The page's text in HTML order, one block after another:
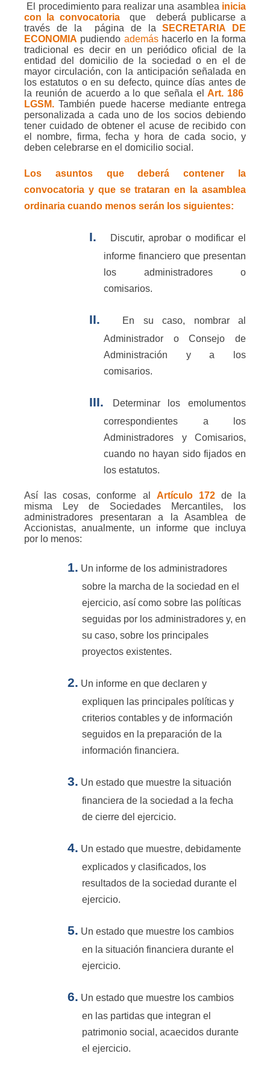
El procedimiento para realizar una asamblea inicia
con la convocatoria
que
deberá publicarse a
través de la
página de laSECRETARIA DE
ECONOMIA pudiendo ademáshacerlo en la forma
tradicional es decir en un periódico oficial de la
entidad del domicilio de la sociedad o en el de
mayor circulación, con la anticipación señalada en
los estatutos o en su defecto, quince días antes de
la reunión de acuerdo a lo que señala elArt. 186
LGSM. También puede hacerse mediante entrega
personalizada a cada uno de los socios debiendo
tener cuidado de obtener el acuse de recibido con
el nombre, firma, fecha y hora de cada socio, y
deben celebrarse en el domicilio social.
Los asuntos que deberá contener la
convocatoria y que se trataran en la asamblea
ordinaria cuando menos serán los siguientes:
I.
Discutir, aprobar o modificar el
informe financiero que presentan
los administradores o
comisarios.
II.
En su caso, nombrar al
Administrador o Consejo de
Administración y a los
comisarios.
III.
Determinar los emolumentos
correspondientes a los
Administradores y Comisarios,
cuando no hayan sido fijados en
los estatutos.
Así las cosas, conforme al Artículo 172
de la
misma Ley de Sociedades Mercantiles, los
administradores presentaran a la Asamblea de
Accionistas, anualmente, un informe que incluya
por lo menos:
1. Un informe de los administradores
sobre la marcha de la sociedad en el
ejercicio, así como sobre las políticas
seguidas por los administradores y, en
su caso, sobre los principales
proyectos existentes.
2. Un informe en que declaren y
expliquen las principales políticas y
criterios contables y de información
seguidos en la preparación de la
información financiera.
3. Un estado que muestre la situación
financiera de la sociedad a la fecha
de cierre del ejercicio.
4. Un estado que muestre, debidamente
explicados y clasificados, los
resultados de la sociedad durante el
ejercicio.
5. Un estado que muestre los cambios
en la situación financiera durante el
ejercicio.
6. Un estado que muestre los cambios
en las partidas que integran el
patrimonio social, acaecidos durante
el ejercicio.